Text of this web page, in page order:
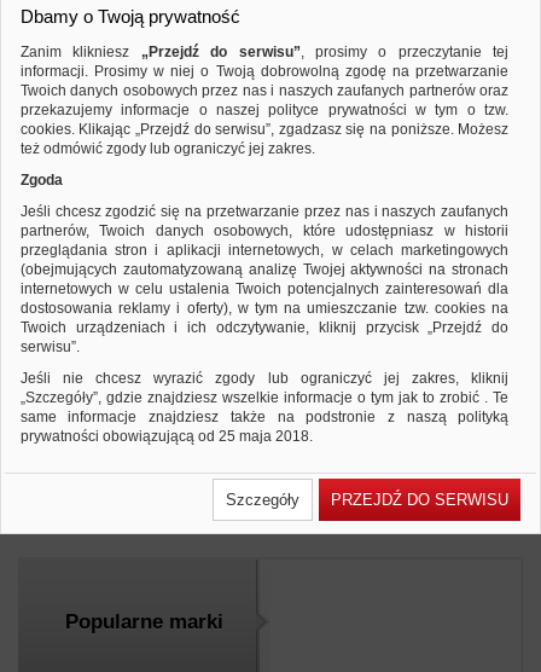
Marka ICO
Porównaj Sortuj według
Temperówka elektryczna ICO Suni,
pojedyncza, blister, mix kolorów
temperówka elektryczna; praktyczne, wygodne i
bezpieczne ostrzenie kredek i ołówków; temperówka
posi...
Popularne marki
Dbamy o Twoją prywatność
Zanim klikniesz „Przejdź do serwisu”, prosimy o przeczytanie tej
informacji. Prosimy w niej o Twoją dobrowolną zgodę na przetwarzanie
Twoich danych osobowych przez nas i naszych zaufanych partnerów oraz
przekazujemy informacje o naszej polityce prywatności w tym o tzw.
cookies. Klikając „Przejdź do serwisu”, zgadzasz się na poniższe. Możesz
też odmówić zgody lub ograniczyć jej zakres.
Zgoda
Jeśli chcesz zgodzić się na przetwarzanie przez nas i naszych zaufanych
partnerów, Twoich danych osobowych, które udostępniasz w historii
przeglądania stron i aplikacji internetowych, w celach marketingowych
(obejmujących zautomatyzowaną analizę Twojej aktywności na stronach
internetowych w celu ustalenia Twoich potencjalnych zainteresowań dla
dostosowania reklamy i oferty), w tym na umieszczanie tzw. cookies na
Twoich urządzeniach i ich odczytywanie, kliknij przycisk „Przejdź do
serwisu”.
Jeśli nie chcesz wyrazić zgody lub ograniczyć jej zakres, kliknij
„Szczegóły”, gdzie znajdziesz wszelkie informacje o tym jak to zrobić . Te
same informacje znajdziesz także na podstronie z naszą polityką
prywatności obowiązującą od 25 maja 2018.
wcześniejsza zgoda której udzieliliście podczas zakładania konta. Każda
Państwa zgoda jest dobrowolna i można ją w dowolnym momencie
Lista Zaufanych Partnerów (rozwiń)
Szczegóły PRZEJDŹ DO SERWISU